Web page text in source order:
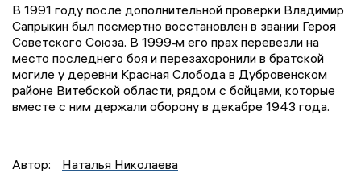
В 1991 году после дополнительной проверки Владимир
Сапрыкин был посмертно восстановлен в звании Героя
Советского Союза. В 1999‑м его прах перевезли на
место последнего боя и перезахоронили в братской
могиле у деревни Красная Слобода в Дубровенском
районе Витебской области, рядом с бойцами, которые
вместе с ним держали оборону в декабре 1943 года.
Автор: Наталья Николаева